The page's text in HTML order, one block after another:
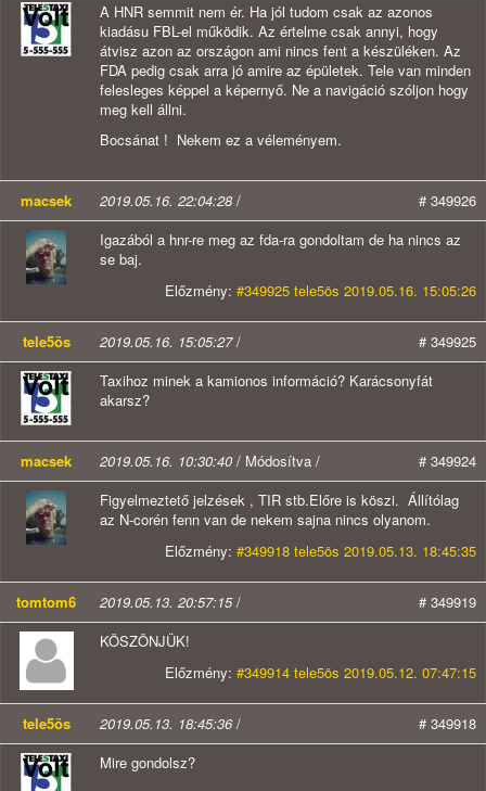
A HNR semmit nem ér. Ha jól tudom csak az azonos
kiadásu FBL-el működik. Az értelme csak annyi, hogy
átvisz azon az országon ami nincs fent a készüléken. Az
FDA pedig csak arra jó amire az épületek. Tele van minden
felesleges képpel a képernyő. Ne a navigáció szóljon hogy
meg kell állni.
Bocsánat ! Nekem ez a véleményem.
macsek 2019.05.16. 22:04:28 /
# 349926
Igazából a hnr-re meg az fda-ra gondoltam de ha nincs az
se baj.
Előzmény: #349925 tele5ös 2019.05.16. 15:05:26
tele5ös 2019.05.16. 15:05:27/
# 349925
Taxihoz minek a kamionos információ? Karácsonyfát
akarsz?
macsek 2019.05.16. 10:30:40 / Módosítva /
# 349924
Figyelmeztető jelzések , TIR stb.Előre is köszi. Állítólag
az N-corén fenn van de nekem sajna nincs olyanom.
Előzmény: #349918 tele5ös 2019.05.13. 18:45:35
tomtom6 2019.05.13. 20:57:15/
# 349919
KÖSZÖNJÜK!
Előzmény: #349914 tele5ös 2019.05.12. 07:47:15
tele5ös 2019.05.13. 18:45:36/
# 349918
Mire gondolsz?